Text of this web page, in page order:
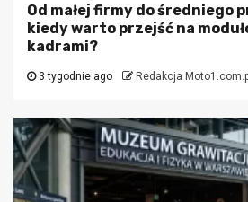
Od małej firmy do średniego
kiedy warto przejść na
kadrami?
3 tygodnie ago Redakcja